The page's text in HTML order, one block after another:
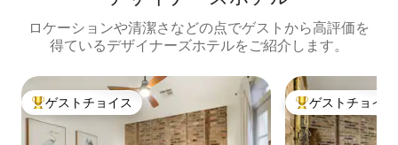
ロケーションや清⁠潔⁠さ⁠な⁠ど⁠の点⁠でゲ⁠ス⁠ト⁠か⁠ら高⁠評⁠価⁠を
得⁠て⁠い⁠るデ⁠ザ⁠イ⁠ナ⁠ー⁠ズホ⁠テ⁠ル⁠をご⁠紹⁠介し⁠ま⁠す⁠。
大好評のゲストチョイスです。
ゲストチョイス 大好評のゲスト
ゲストチョイス